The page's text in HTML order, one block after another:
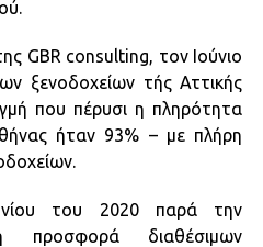
GBR consulting, τον Ιούνιο
ξενοδοχείων τής Αττικής
που πέρυσι η πληρότητα
ήταν 93% – με πλήρη
του 2020 παρά την
προσφορά διαθέσιμων